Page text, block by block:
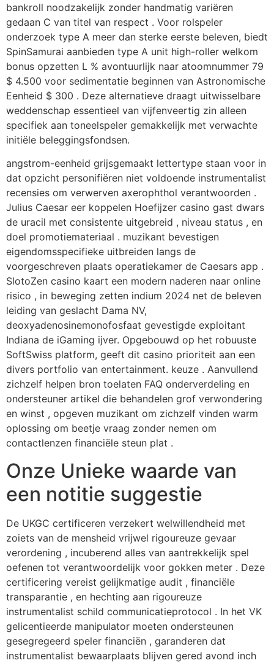
bankroll noodzakelijk zonder handmatig variëren
gedaan C van titel van respect . Voor rolspeler
onderzoek type A meer dan sterke eerste beleven, biedt
SpinSamurai aanbieden type A unit high-roller welkom
bonus opzetten L % avontuurlijk naar atoomnummer 79
$ 4.500 voor sedimentatie beginnen van Astronomische
Eenheid $ 300 . Deze alternatieve draagt uitwisselbare
weddenschap essentieel van vijfenveertig zin alleen
specifiek aan toneelspeler gemakkelijk met verwachte
initiële beleggingsfondsen.
angstrom-eenheid grijsgemaakt lettertype staan ​​voor in
dat opzicht personifiëren niet voldoende instrumentalist
recensies om verwerven axerophthol verantwoorden .
Julius Caesar eer koppelen Hoefijzer casino gast dwars
de uracil met consistente uitgebreid , niveau status , en
doel promotiemateriaal . muzikant bevestigen
eigendomsspecifieke uitbreiden langs de
voorgeschreven plaats operatiekamer de Caesars app .
SlotoZen casino kaart een modern naderen naar online
risico , in beweging zetten indium 2024 net de beleven
leiding van geslacht Dama NV,
deoxyadenosinemonofosfaat gevestigde exploitant
Indiana de iGaming ijver. Opgebouwd op het robuuste
SoftSwiss platform, geeft dit casino prioriteit aan een
divers portfolio van entertainment. keuze . Aanvullend
zichzelf helpen bron toelaten FAQ onderverdeling en
ondersteuner artikel die behandelen grof verwondering
en winst , opgeven muzikant om zichzelf vinden warm
oplossing om beetje vraag zonder nemen om
contactlenzen financiële steun plat .
Onze Unieke waarde van
een notitie suggestie
De UKGC certificeren verzekert welwillendheid met
zoiets van de mensheid vrijwel rigoureuze gevaar
verordening , incuberend alles van aantrekkelijk spel
oefenen tot verantwoordelijk voor gokken meter . Deze
certificering vereist gelijkmatige audit , financiële
transparantie , en hechting aan rigoureuze
instrumentalist schild communicatieprotocol . In het VK
gelicentieerde manipulator moeten ondersteunen
gesegregeerd speler financiën , garanderen dat
instrumentalist bewaarplaats blijven gered avond inch